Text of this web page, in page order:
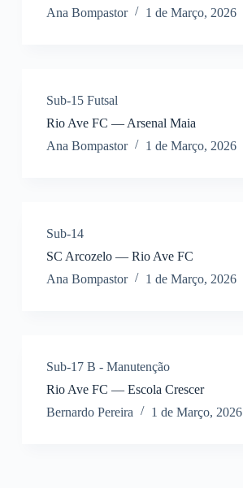
Ana Bompastor
1 de Março, 2026
Sub-15 Futsal
Rio Ave FC — Arsenal Maia
Ana Bompastor
1 de Março, 2026
Sub-14
SC Arcozelo — Rio Ave FC
Ana Bompastor
1 de Março, 2026
Sub-17 B - Manutenção
Rio Ave FC — Escola Crescer
Bernardo Pereira
1 de Março, 2026